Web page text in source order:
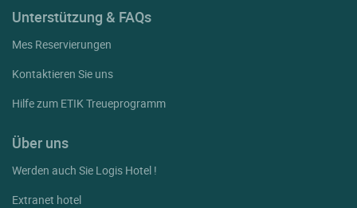
Unterstützung & FAQs
Mes Reservierungen
Kontaktieren Sie uns
Hilfe zum ETIK Treueprogramm
Über uns
Werden auch Sie Logis Hotel !
Extranet hotel